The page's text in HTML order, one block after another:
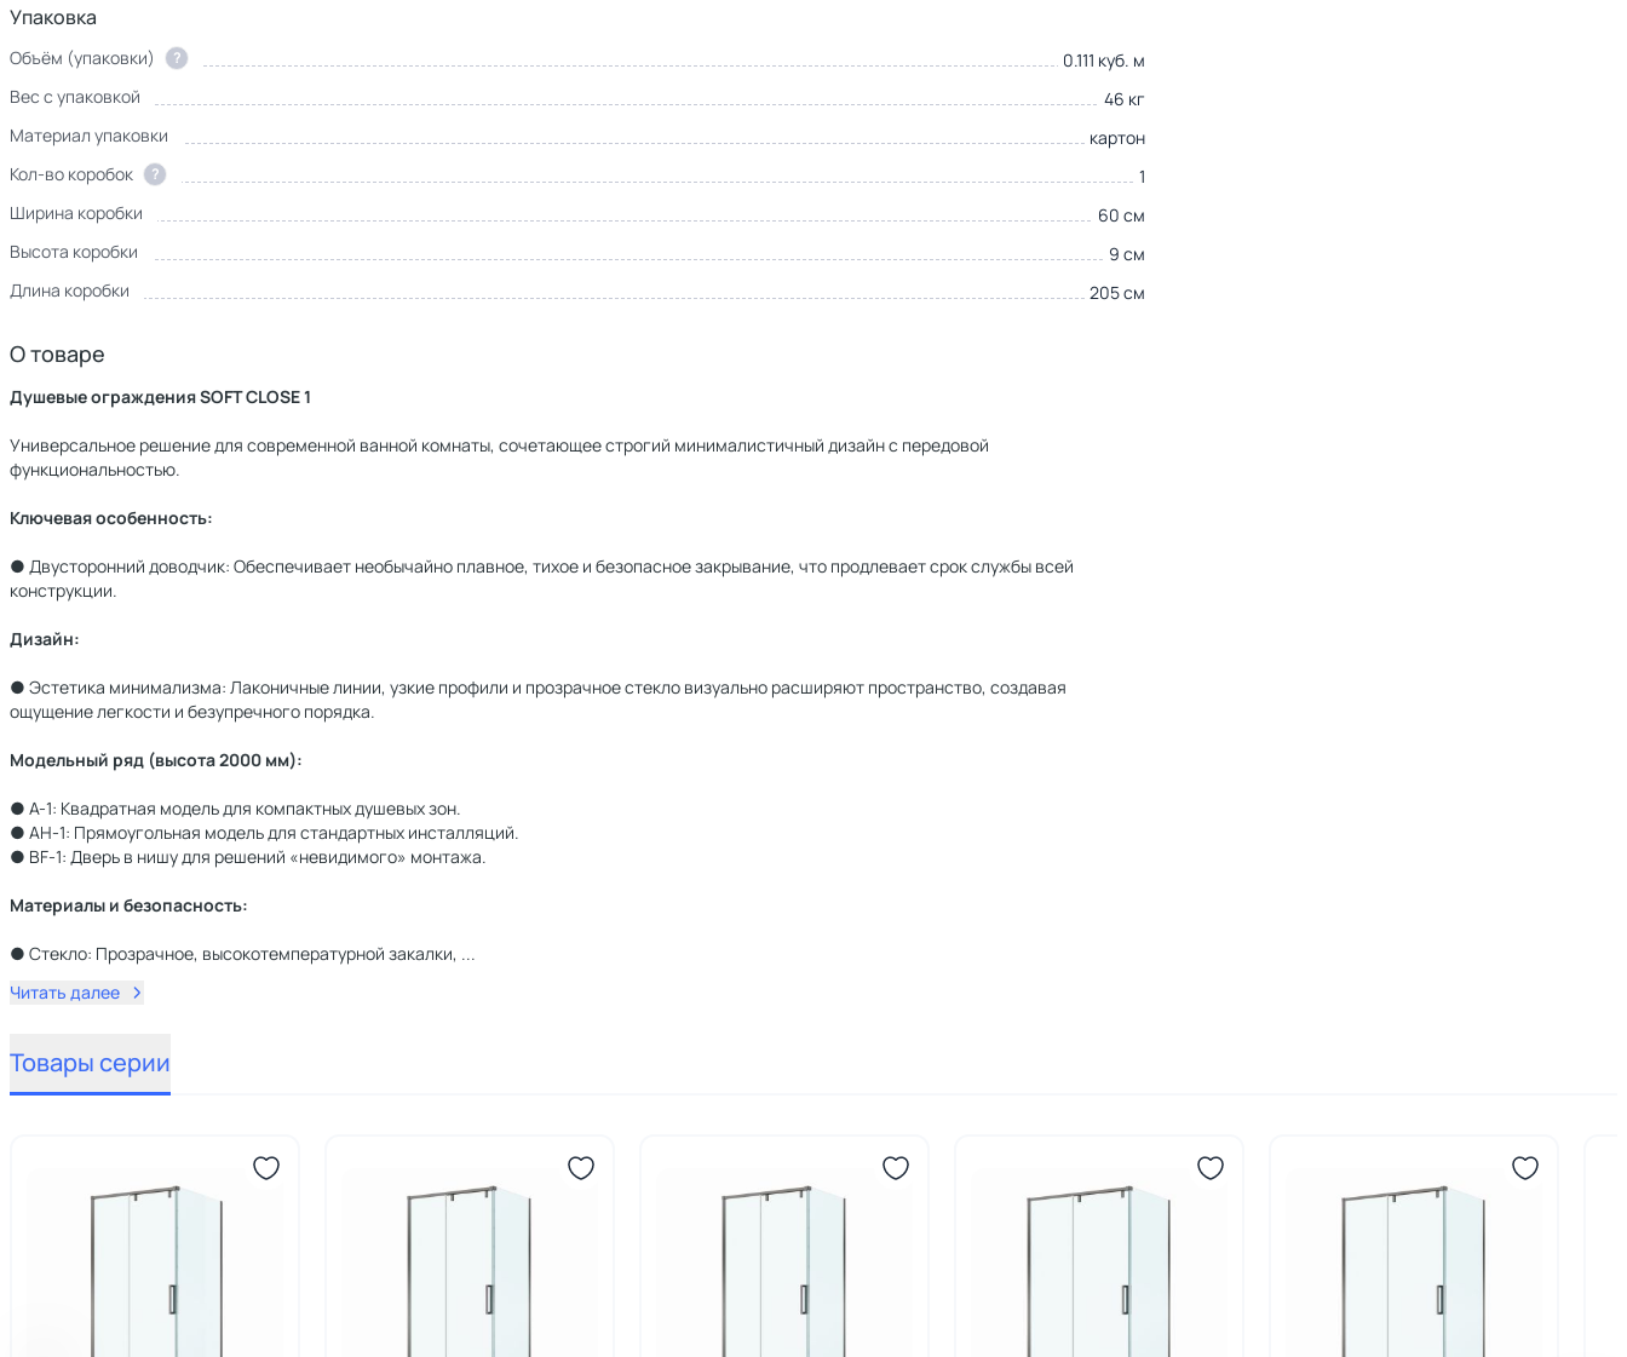
Упаковка
Объём (упаковки) ?
0.111 куб. м
Вес с упаковкой
46 кг
Материал упаковки
картон
Кол-во коробок
?
1
Ширина коробки
60 см
Высота коробки
9 см
Длина коробки
205 см
О товаре
Душевые ограждения SOFT CLOSE 1
Универсальное решение для современной ванной комнаты, сочетающее строгий минималистичный дизайн с передовой
функциональностью.
Ключевая особенность:
● Двусторонний доводчик: Обеспечивает необычайно плавное, тихое и безопасное закрывание, что продлевает срок службы всей
конструкции.
Дизайн:
● Эстетика минимализма: Лаконичные линии, узкие профили и прозрачное стекло визуально расширяют пространство, создавая
ощущение легкости и безупречного порядка.
Модельный ряд (высота 2000 мм):
● A-1: Квадратная модель для компактных душевых зон.
● AH-1: Прямоугольная модель для стандартных инсталляций.
● BF-1: Дверь в нишу для решений «невидимого» монтажа.
Материалы и безопасность:
● Стекло: Прозрачное, высокотемпературной закалки, ...
Читать далее
Товары серии